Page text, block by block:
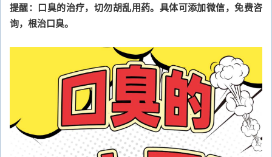
提醒：口臭的治疗，切勿胡乱用药。具体可添加微信，免费咨
询，根治口臭。